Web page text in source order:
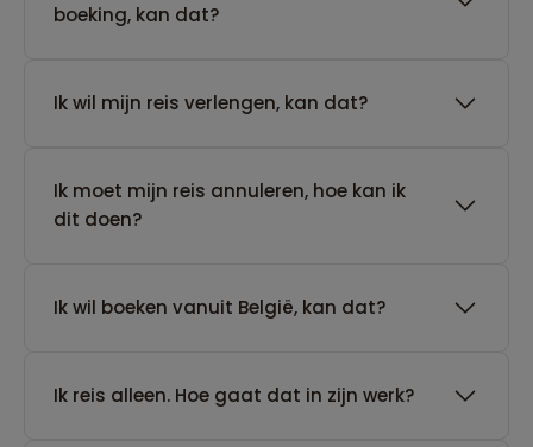
boeking, kan dat?
Ik wil mijn reis verlengen, kan dat?
Ik moet mijn reis annuleren, hoe kan ik
dit doen?
Ik wil boeken vanuit België, kan dat?
​Ik reis alleen. Hoe gaat dat in zijn werk?